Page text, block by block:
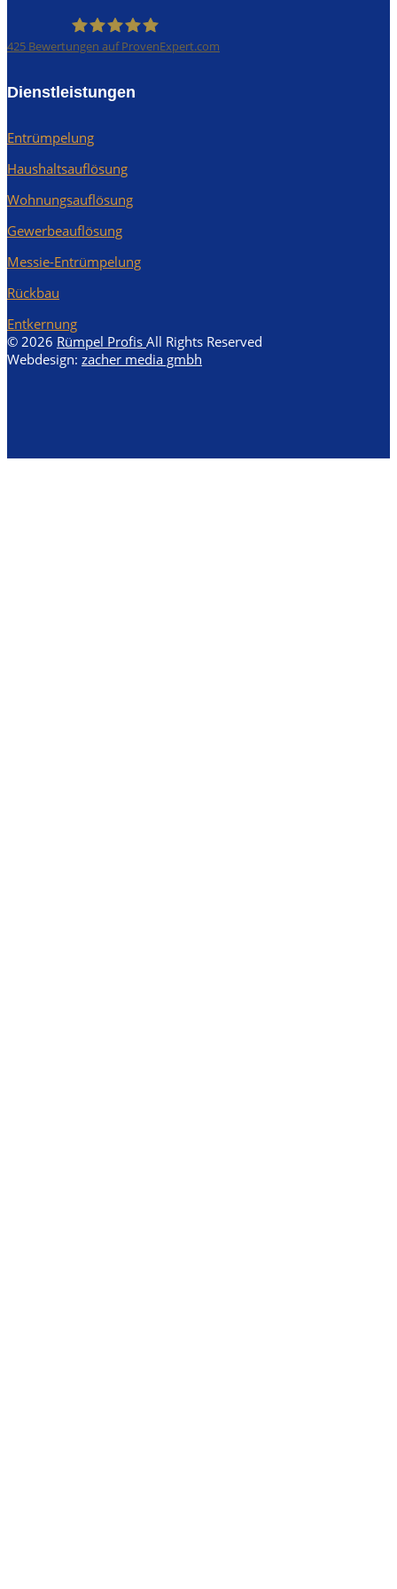
425 Bewertungen auf ProvenExpert.com
Dienstleistungen
Entrümpelung
Haushaltsauflösung
Wohnungsauflösung
Gewerbeauflösung
Messie-Entrümpelung
Rückbau
Entkernung
© 2026 Rümpel Profis All Rights Reserved
Webdesign: zacher media gmbh